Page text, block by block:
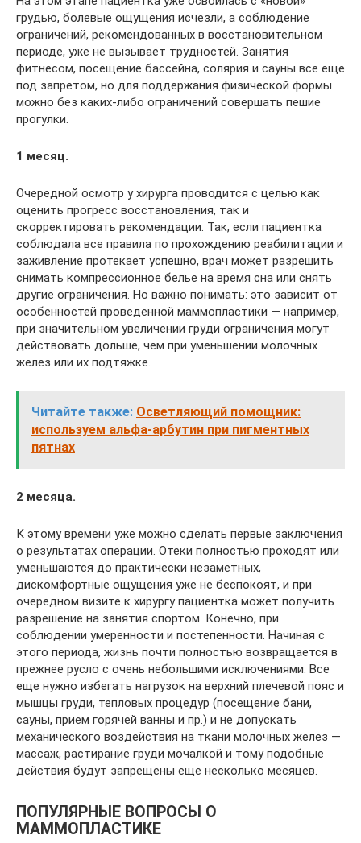
грудью, болевые ощущения исчезли, а соблюдение
ограничений, рекомендованных в восстановительном
периоде, уже не вызывает трудностей. Занятия
фитнесом, посещение бассейна, солярия и сауны все еще
под запретом, но для поддержания физической формы
можно без каких-либо ограничений совершать пешие
прогулки.
1 месяц.
Очередной осмотр у хирурга проводится с целью как
оценить прогресс восстановления, так и
скорректировать рекомендации. Так, если пациентка
соблюдала все правила по прохождению реабилитации и
заживление протекает успешно, врач может разрешить
снимать компрессионное белье на время сна или снять
другие ограничения. Но важно понимать: это зависит от
особенностей проведенной маммопластики — например,
при значительном увеличении груди ограничения могут
действовать дольше, чем при уменьшении молочных
желез или их подтяжке.
Читайте также: Осветляющий помощник:
используем альфа-арбутин при пигментных
пятнах
2 месяца.
К этому времени уже можно сделать первые заключения
о результатах операции. Отеки полностью проходят или
уменьшаются до практически незаметных,
дискомфортные ощущения уже не беспокоят, и при
очередном визите к хирургу пациентка может получить
разрешение на занятия спортом. Конечно, при
соблюдении умеренности и постепенности. Начиная с
этого периода, жизнь почти полностью возвращается в
прежнее русло с очень небольшими исключениями. Все
еще нужно избегать нагрузок на верхний плечевой пояс и
мышцы груди, тепловых процедур (посещение бани,
сауны, прием горячей ванны и пр.) и не допускать
механического воздействия на ткани молочных желез —
массаж, растирание груди мочалкой и тому подобные
действия будут запрещены еще несколько месяцев.
ПОПУЛЯРНЫЕ ВОПРОСЫ О
МАММОПЛАСТИКЕ